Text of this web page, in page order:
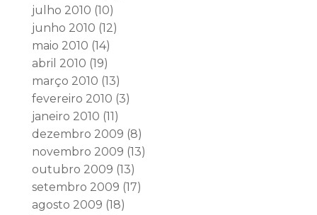
julho 2010 (10)
junho 2010 (12)
maio 2010 (14)
abril 2010 (19)
março 2010 (13)
fevereiro 2010 (3)
janeiro 2010 (11)
dezembro 2009 (8)
novembro 2009 (13)
outubro 2009 (13)
setembro 2009 (17)
agosto 2009 (18)